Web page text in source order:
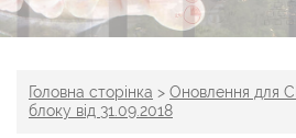
Головна сторінка > Оновлення для
блоку від 31.09.2018